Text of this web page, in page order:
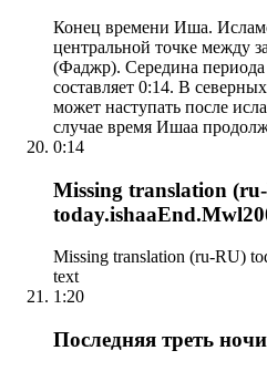
Конец времени Иша.
центральной точке между
(Фаджр). Середина
составляет 0:14. В
может наступать после
случае время Ишаа
0:14
Missing translation
Missing translation (ru-RU)
text
1:20
Последняя треть ночи